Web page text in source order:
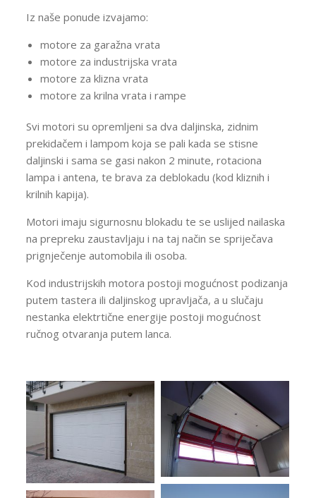
Iz naše ponude izvajamo:
motore za garažna vrata
motore za industrijska vrata
motore za klizna vrata
motore za krilna vrata i rampe
Svi motori su opremljeni sa dva daljinska, zidnim
prekidačem i lampom koja se pali kada se stisne
daljinski i sama se gasi nakon 2 minute, rotaciona
lampa i antena, te brava za deblokadu (kod kliznih i
krilnih kapija).
Motori imaju sigurnosnu blokadu te se uslijed nailaska
na prepreku zaustavljaju i na taj način se spriječava
prignječenje automobila ili osoba.
Kod industrijskih motora postoji mogućnost podizanja
putem tastera ili daljinskog upravljača, a u slučaju
nestanka elektrtične energije postoji mogućnost
ručnog otvaranja putem lanca.